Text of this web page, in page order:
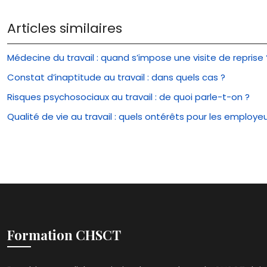
Articles similaires
Médecine du travail : quand s’impose une visite de reprise
Constat d’inaptitude au travail : dans quels cas ?
Risques psychosociaux au travail : de quoi parle-t-on ?
Qualité de vie au travail : quels ontérêts pour les
Formation CHSCT